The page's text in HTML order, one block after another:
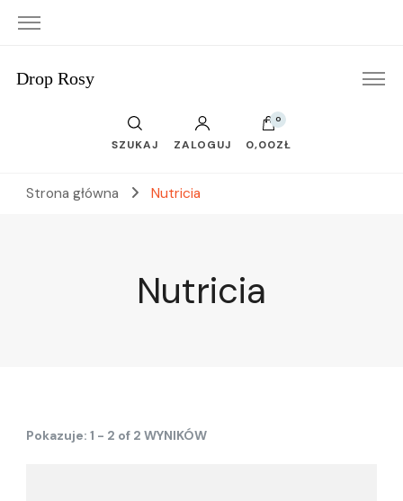
Drop Rosy
SZUKAJ ZALOGUJ
0
0,00ZŁ
Strona główna Nutricia
Nutricia
Pokazuje: 1 - 2 of 2 WYNIKÓW